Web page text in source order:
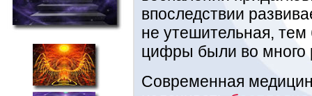
впоследствии
не утешительная, тем
цифры были во много
Современная